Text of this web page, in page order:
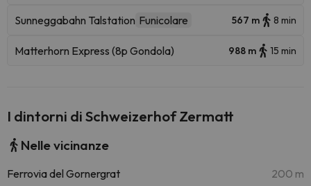
Sunneggabahn Talstation Funicolare 567 m 8 min
Matterhorn Express (8p Gondola) 988 m 15 min
I dintorni di Schweizerhof Zermatt
Nelle vicinanze
Ferrovia del Gornergrat 200 m